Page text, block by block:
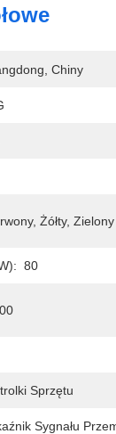
Chiny
Żółty, Zielony
80
Sprzętu
Sygnału